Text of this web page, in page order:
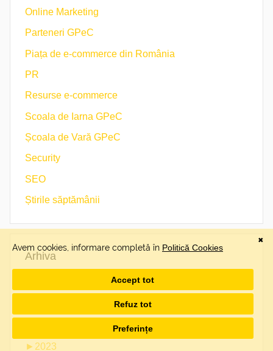
Online Marketing
Parteneri GPeC
Piața de e-commerce din România
PR
Resurse e-commerce
Scoala de Iarna GPeC
Școala de Vară GPeC
Security
SEO
Știrile săptămânii
Arhiva
► 2023